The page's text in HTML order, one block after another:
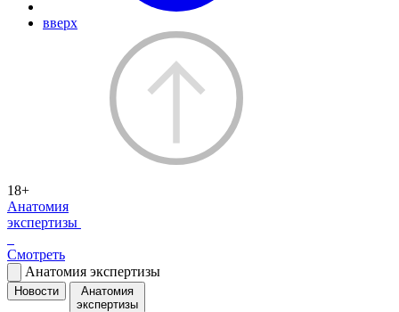
вверх
18+
Анатомия
экспертизы
Смотреть
Анатомия экспертизы
Новости
Анатомия
экспертизы